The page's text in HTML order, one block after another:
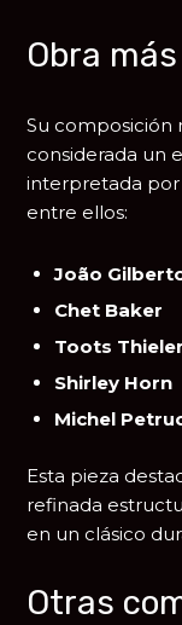
Obra
Su composición
considerada un
interpretada por
entre ellos:
João
Chet Baker
Toots
Shirley Horn
Michel
Esta pieza
refinada
en un clásico
Otras